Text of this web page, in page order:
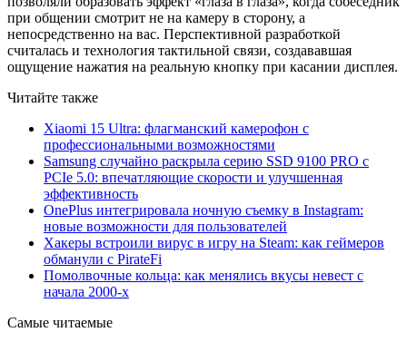
при общении смотрит не на камеру в сторону, а
непосредственно на вас. Перспективной разработкой
считалась и технология тактильной связи, создававшая
ощущение нажатия на реальную кнопку при касании дисплея.
Читайте также
Xiaomi 15 Ultra: флагманский камерофон с
профессиональными возможностями
Samsung случайно раскрыла серию SSD 9100 PRO с
PCIe 5.0: впечатляющие скорости и улучшенная
эффективность
OnePlus интегрировала ночную съемку в Instagram:
новые возможности для пользователей
Хакеры встроили вирус в игру на Steam: как геймеров
обманули с PirateFi
Помолвочные кольца: как менялись вкусы невест с
начала 2000-х
Самые читаемые